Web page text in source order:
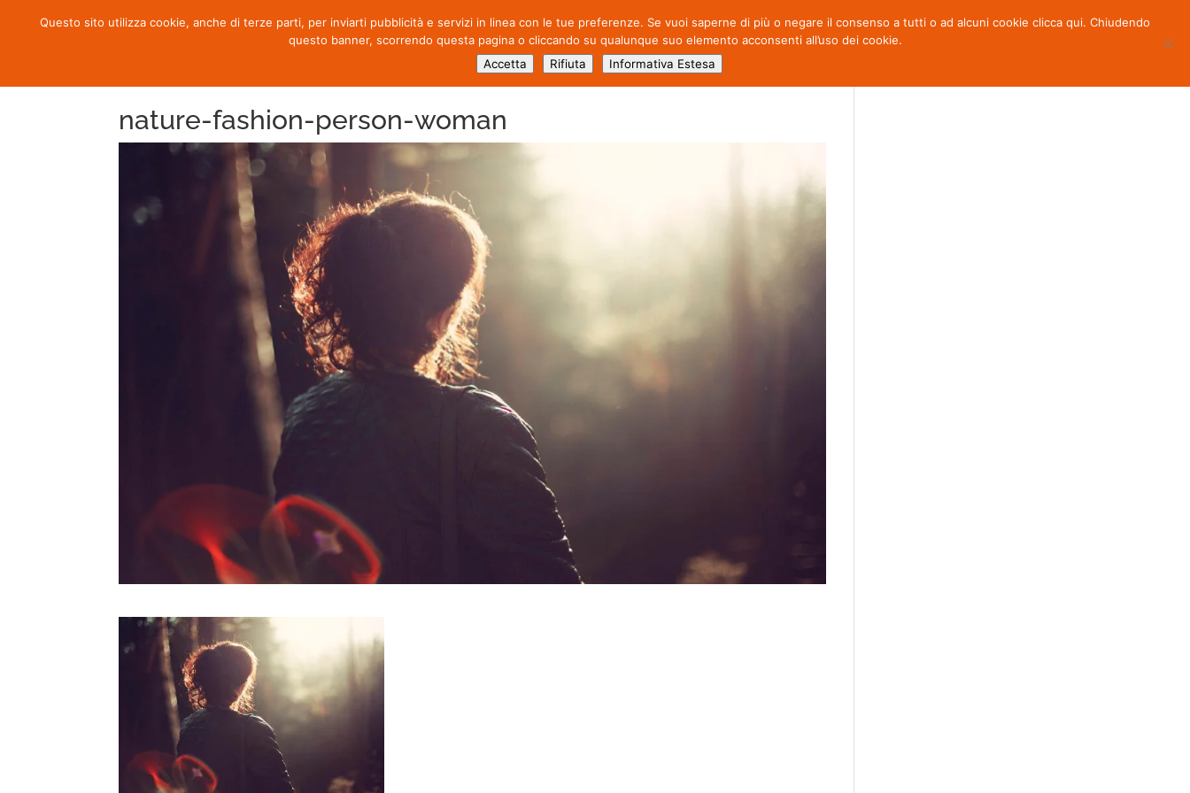
CHI SIAMO ATTIVITÀ PRODOTTI NEWS PARTNERS CONTATTI
nature-fashion-person-woman
Questo sito utilizza cookie, anche di terze parti, per inviarti pubblicità e servizi in linea con le tue preferenze. Se vuoi saperne di più o negare il consenso a tutti o ad alcuni cookie clicca qui. Chiudendo
questo banner, scorrendo questa pagina o cliccando su qualunque suo elemento acconsenti all’uso dei cookie.
Accetta
Rifiuta Informativa Estesa